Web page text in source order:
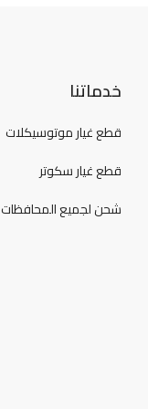
خدماتنا
قطع غيار موتوسيكلات
قطع غيار سكوتر
شحن لجميع المحافظات